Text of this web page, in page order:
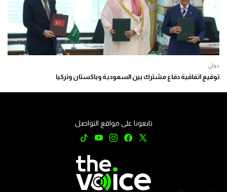
دولي
توقيع اتفاقية دفاع مشترك بين السعودية وباكستان وتركيا
تابعونا على مواقع التواصل